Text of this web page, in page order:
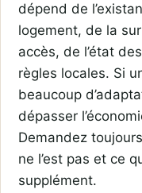
dépend de
logement, de la
accès, de l’état
règles locales. Si
beaucoup
dépasser
Demandez
ne l’est pas et ce
supplément.